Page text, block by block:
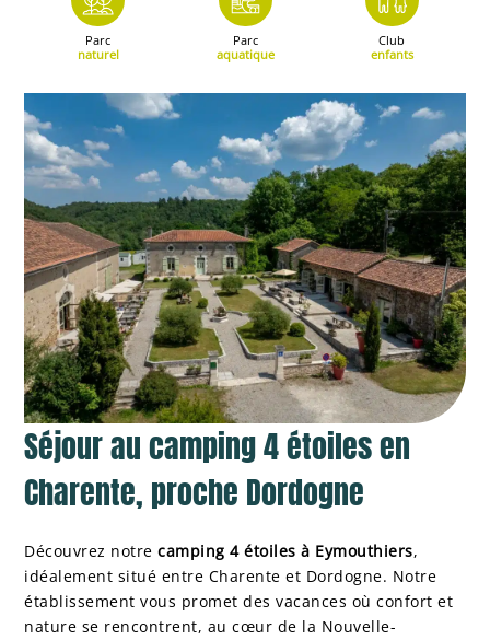
Parc
naturel
Parc
aquatique
Club
enfants
Séjour au camping 4 étoiles en
Charente, proche Dordogne
Découvrez notrecamping 4 étoiles à Eymouthiers,
idéalement situé entre Charente et Dordogne. Notre
établissement vous promet des vacances où confort et
nature se rencontrent, au cœur de la Nouvelle-